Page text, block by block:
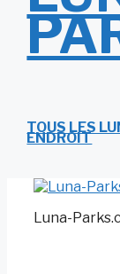
TOUS LES
ENDROIT
Luna-